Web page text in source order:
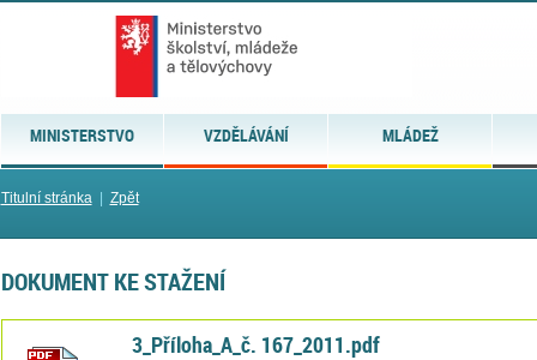
MINISTERSTVO VZDĚLÁVÁNÍ MLÁDEŽ
Titulní stránka| Zpět
DOKUMENT KE STAŽENÍ
3_Příloha_A_č. 167_2011.pdf